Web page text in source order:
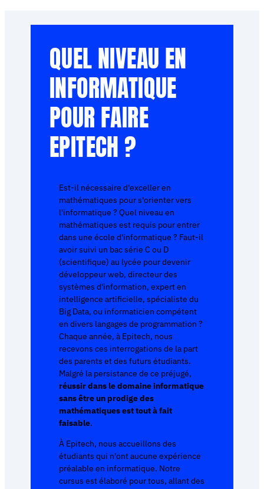
QUEL NIVEAU EN
INFORMATIQUE
POUR FAIRE
EPITECH ?
Est-il nécessaire d'exceller en
mathématiques pour s'orienter vers
l'informatique ? Quel niveau en
mathématiques est requis pour entrer
dans une école d'informatique ? Faut-il
avoir suivi un bac série C ou D
(scientifique) au lycée pour devenir
développeur web, directeur des
systèmes d'information, expert en
intelligence artificielle, spécialiste du
Big Data, ou informaticien compétent
en divers langages de programmation ?
Chaque année, à Epitech, nous
recevons ces interrogations de la part
des parents et des futurs étudiants.
Malgré la persistance de ce préjugé,
réussir dans le domaine informatique
sans être un prodige des
mathématiques est tout à fait
faisable.
À Epitech, nous accueillons des
étudiants qui n'ont aucune expérience
préalable en informatique. Notre
cursus est élaboré pour tous, allant des